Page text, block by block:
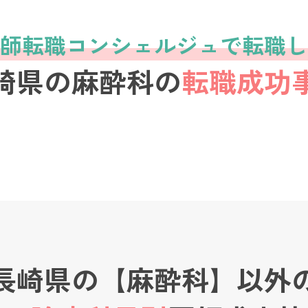
転職コンシェルジュで転職
県の麻酔科の転職成功
崎県の【麻酔科】以外